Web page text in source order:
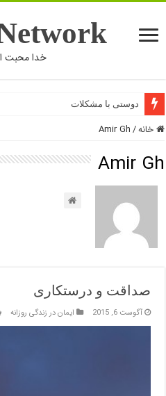
خدا محبت
دوستی با مشکلات
خانه/
Amir Gh
Amir Gh
صداقت و درستکاری
آگوست 6, 2015 ایمان در زندگی روزانه